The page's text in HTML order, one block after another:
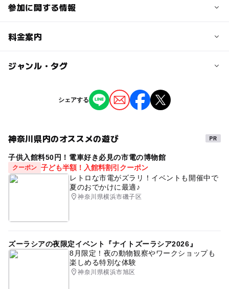
参加に関する情報
定員詳細
大人
予約必要
最終応募締切 2025-3-12(水)
注意・制限事項
【問い合わせ先】
予約ページ
予約はこちらから
料金案内
子供の料金詳細
ジャンル・タグ
タグ
オープンデータ利用 川崎市情報提供
シェアする
神奈川県内のオススメの遊び
子供入館料50円！電車好き必見の市電の博物館
クーポン 子ども半額！入館料割引クーポン
レトロな市電がズラリ！イベントも開催中で
夏のおでかけに最適♪
神奈川県横浜市磯子区
ズーラシアの夜限定イベント『ナイトズーラシア2026』
8月限定！夜の動物観察やワークショップも
楽しめる特別な体験
神奈川県横浜市旭区